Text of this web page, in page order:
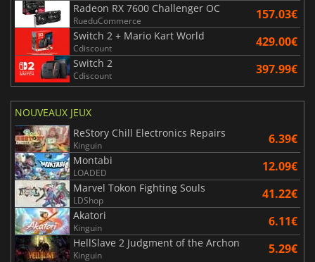
Radeon RX 7600 Challenger OC
RueduCommerce 157.03€
Switch 2 + Mario Kart World
Cdiscount 429.00€
Switch 2
Cdiscount 397.99€
NOUVEAUX JEUX
ReStory Chill Electronics Repairs
Kinguin 6.39€
Montabi
LOADED 12.09€
Marvel Tokon Fighting Souls
LDShop 41.22€
Akatori
Kinguin 6.11€
HellSlave 2 Judgment of the Archon
Kinguin 5.29€